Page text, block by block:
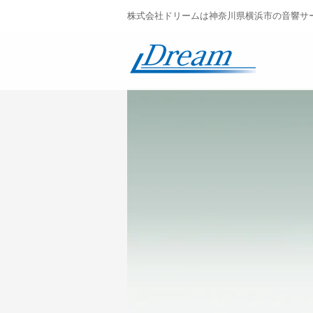
株式会社ドリームは神奈川県横浜市の音響サ